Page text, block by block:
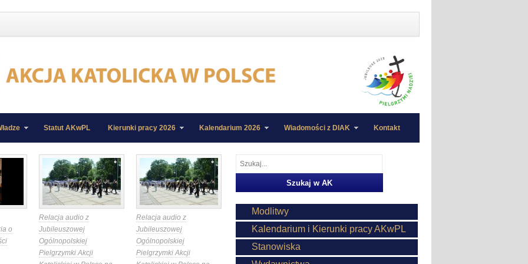
Statut AKwPL Kierunki pracy 2026 Kalendarium 2026 Wiadomości z DIAK Kontakt
o
Relacja audio z
Jubileuszowej
Ogólnopolskiej
Pielgrzymki Akcji
Relacja audio z
Jubileuszowej
Ogólnopolskiej
Pielgrzymki Akcji
Modlitwy
Kalendarium i Kierunki pracy AKwPL
Stanowiska